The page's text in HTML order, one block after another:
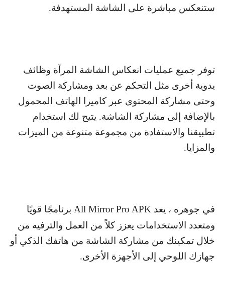
ستنعكس مباشرة على الشاشة المستهدفة.
توفر جميع عمليات انعكاس الشاشة المرآة وظائف
يدوية أخرى مثل التحكم عن بعد ومشاركة الصوت
وحتى مشاركة المحتوى عبر كاميرا الهاتف المحمول
بالإضافة إلى مشاركة الشاشة. يتيح لك استخدام
تطبيقنا والاستفادة من مجموعة متنوعة من الميزات
والمزايا.
في جوهره ، يعد All Mirror Pro APK برنامجًا قويًا
ومتعدد الاستخدامات يعزز كلاً من العمل والترفيه من
خلال تمكينك من مشاركة الشاشة من هاتفك الذكي أو
جهازك اللوحي إلى الأجهزة الأخرى.